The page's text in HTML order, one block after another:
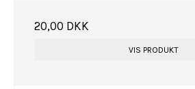
20,00 DKK
VIS PRODUKT